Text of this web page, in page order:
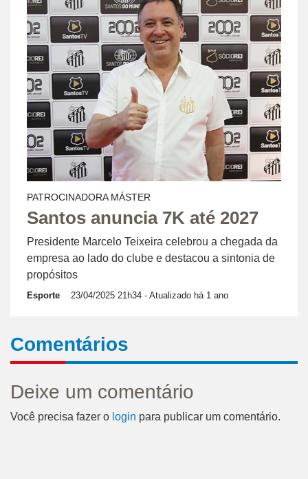
PATROCINADORA MÁSTER
Santos anuncia 7K até 2027
Presidente Marcelo Teixeira celebrou a chegada da
empresa ao lado do clube e destacou a sintonia de
propósitos
Esporte 23/04/2025 21h34 - Atualizado há 1 ano
Comentários
Deixe um comentário
Você precisa fazer o login para publicar um comentário.